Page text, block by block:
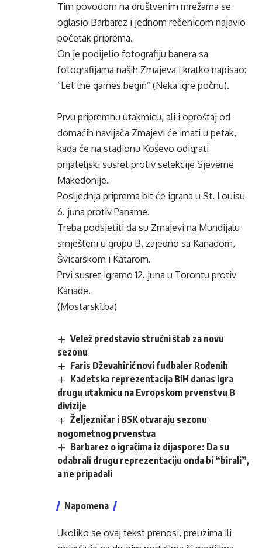
Tim povodom na društvenim mrežama se
oglasio Barbarez i jednom rečenicom najavio
početak priprema.
On je podijelio fotografiju banera sa
fotografijama naših Zmajeva i kratko napisao:
“Let the games begin” (Neka igre počnu).
Prvu pripremnu utakmicu, ali i oproštaj od
domaćih navijača Zmajevi će imati u petak,
kada će na stadionu Koševo odigrati
prijateljski susret protiv selekcije Sjeverne
Makedonije.
Posljednja priprema bit će igrana u St. Louisu
6. juna protiv Paname.
Treba podsjetiti da su Zmajevi na Mundijalu
smješteni u grupu B, zajedno sa Kanadom,
Švicarskom i Katarom.
Prvi susret igramo 12. juna u Torontu protiv
Kanade.
(Mostarski.ba)
Velež predstavio stručni štab za novu
sezonu
Faris Dževahirić novi fudbaler Rođenih
Kadetska reprezentacija BiH danas igra
drugu utakmicu na Evropskom prvenstvu B
divizije
Željezničar i BSK otvaraju sezonu
nogometnog prvenstva
Barbarez o igračima iz dijaspore: Da su
odabrali drugu reprezentaciju onda bi “birali”,
a ne pripadali
Napomena
Ukoliko se ovaj tekst prenosi, preuzima ili